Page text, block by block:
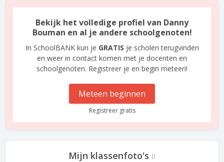
Bekijk het volledige profiel van Danny
Bouman en al je andere schoolgenoten!
In SchoolBANK kun je GRATIS je scholen terugvinden
en weer in contact komen met je docenten en
schoolgenoten. Registreer je en begin meteen!
Meteen beginnen
Registreer gratis
Mijn klassenfoto's 0